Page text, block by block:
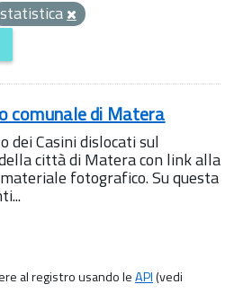
statistica
comunale di Matera
dei Casini dislocati sul
città di Matera con link alla
fotografico. Su questa
al registro usando leAPI(vedi